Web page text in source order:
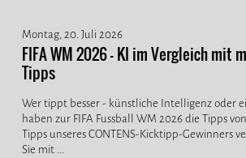
Montag, 20. Juli 2026
FIFA WM 2026 - KI im Vergleich mit
Tipps
Wer tippt besser - künstliche Intelligenz oder
haben zur FIFA Fussball WM 2026 die Tipps
Tipps unseres CONTENS-Kicktipp-Gewinners
Sie mit ...